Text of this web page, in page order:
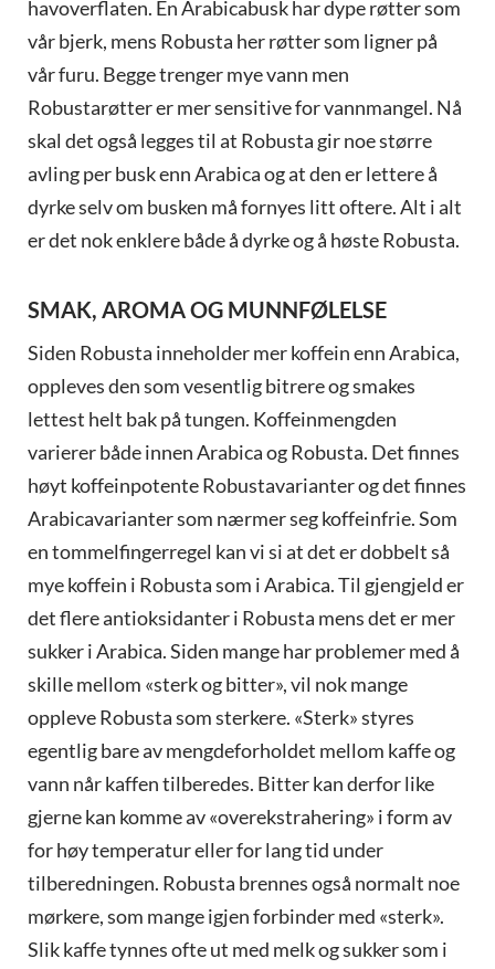
havoverflaten. En Arabicabusk har dype røtter som
vår bjerk, mens Robusta her røtter som ligner på
vår furu. Begge trenger mye vann men
Robustarøtter er mer sensitive for vannmangel. Nå
skal det også legges til at Robusta gir noe større
avling per busk enn Arabica og at den er lettere å
dyrke selv om busken må fornyes litt oftere. Alt i alt
er det nok enklere både å dyrke og å høste Robusta.
SMAK, AROMA OG MUNNFØLELSE
Siden Robusta inneholder mer koffein enn Arabica,
oppleves den som vesentlig bitrere og smakes
lettest helt bak på tungen. Koffeinmengden
varierer både innen Arabica og Robusta. Det finnes
høyt koffeinpotente Robustavarianter og det finnes
Arabicavarianter som nærmer seg koffeinfrie. Som
en tommelfingerregel kan vi si at det er dobbelt så
mye koffein i Robusta som i Arabica. Til gjengjeld er
det flere antioksidanter i Robusta mens det er mer
sukker i Arabica. Siden mange har problemer med å
skille mellom «sterk og bitter», vil nok mange
oppleve Robusta som sterkere. «Sterk» styres
egentlig bare av mengdeforholdet mellom kaffe og
vann når kaffen tilberedes. Bitter kan derfor like
gjerne kan komme av «overekstrahering» i form av
for høy temperatur eller for lang tid under
tilberedningen. Robusta brennes også normalt noe
mørkere, som mange igjen forbinder med «sterk».
Slik kaffe tynnes ofte ut med melk og sukker som i